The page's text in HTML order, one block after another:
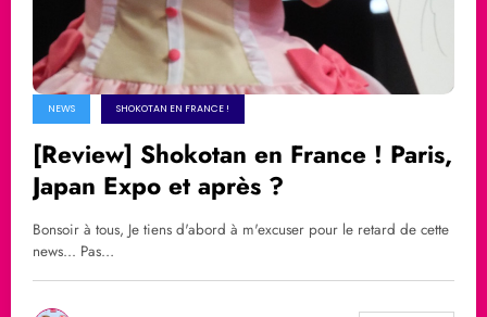
NEWS SHOKOTAN EN FRANCE !
[Review] Shokotan en France ! Paris,
Japan Expo et après ?
Bonsoir à tous, Je tiens d'abord à m'excuser pour le retard de cette
news... Pas…